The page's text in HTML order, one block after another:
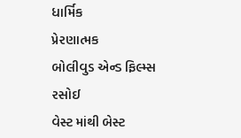
ધાર્મિક
પ્રેરણાત્મક
બોલીવુડ એન્ડ ફિલ્મ્સ
રસોઈ
વેસ્ટ માંથી બેસ્ટ